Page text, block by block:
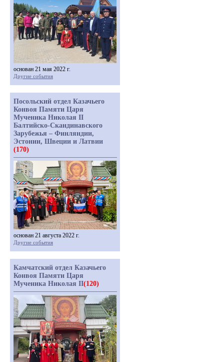
основан 21 мая 2022 г.
Другие события
Посольский отдел Казачьего
Конвоя Памяти Царя
Мученика Николая II
Балтийско-Скандинавского
Зарубежья – Финляндии,
Эстонии, Швеции и Латвии
(170)
основан 21 августа 2022 г.
Другие события
Камчатский отдел Казачьего
Конвоя Памяти Царя
Мученика Николая II(120)